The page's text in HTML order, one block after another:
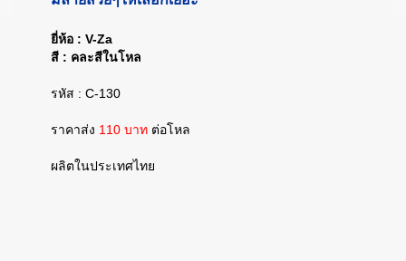
ยี่ห้อ : V-Za
สี : คละสีในโหล
รหัส : C-130
ราคาส่ง 110 บาท ต่อโหล
ผลิตในประเทศไทย